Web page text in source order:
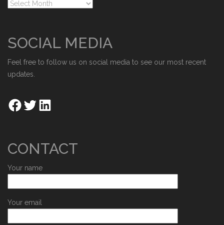
SOCIAL MEDIA
Feel free to follow us on social media to see our most recent
updates.
CONTACT
Your name
Your email